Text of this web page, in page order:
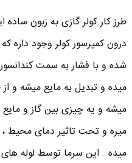
طرز کار کولر گازی به زبون
درون کمپرسور کولر وجود داره
شده و با فشار به سمت
میده و تبدیل به مایع میشه و
میشه و یه چیزی بین گاز و
میره و تحت تاثیر دمای
میده . این سرما توسط لوله